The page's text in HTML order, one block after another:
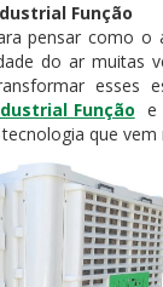
Função
pensar como o
do ar muitas
esses
Função e
que